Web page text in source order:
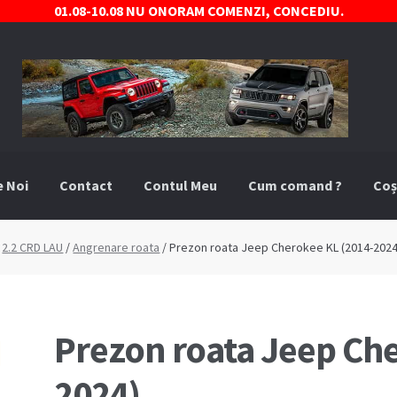
01.08-10.08 NU ONORAM COMENZI, CONCEDIU.
Noi Contact Contul Meu Cum comand ? Coș
? Despre NoiMarci Comercializate PlatăPolitica
2.2 CRD LAU /Angrenare roata / Prezon roata Jeep Cherokee KL (2014-
Prezon roata Jeep